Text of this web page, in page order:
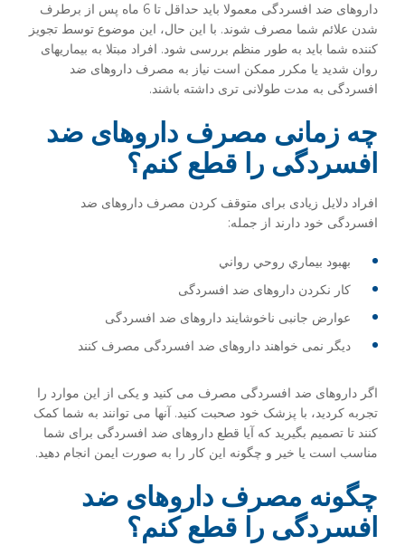
داروهای ضد افسردگی معمولا باید حداقل تا 6 ماه پس از برطرف
شدن علائم شما مصرف شوند. با این حال، این موضوع توسط تجویز
کننده شما باید به طور منظم بررسی شود. افراد مبتلا به بیماریهای
روان شدید یا مکرر ممکن است نیاز به مصرف داروهای ضد
افسردگی به مدت طولانی تری داشته باشند.
چه زمانی مصرف داروهای ضد
افسردگی را قطع کنم؟
افراد دلایل زیادی برای متوقف کردن مصرف داروهای ضد
افسردگی خود دارند از جمله:
بهبود بيماري روحي رواني
کار نکردن داروهای ضد افسردگی
عوارض جانبی ناخوشایند داروهای ضد افسردگی
دیگر نمی خواهند داروهای ضد افسردگی مصرف کنند
اگر داروهای ضد افسردگی مصرف می کنید و یکی از این موارد را
تجربه کردید، با پزشک خود صحبت کنید. آنها می توانند به شما کمک
کنند تا تصمیم بگیرید که آیا قطع داروهای ضد افسردگی برای شما
مناسب است یا خیر و چگونه این کار را به صورت ایمن انجام دهید.
چگونه مصرف داروهای ضد
افسردگی را قطع کنم؟